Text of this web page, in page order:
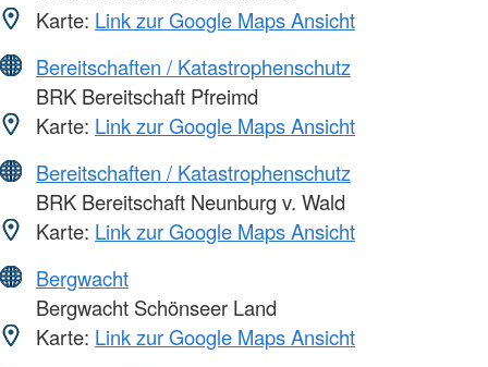
Karte: Link zur Google Maps Ansicht
Bereitschaften / Katastrophenschutz
BRK Bereitschaft Pfreimd
Karte: Link zur Google Maps Ansicht
Bereitschaften / Katastrophenschutz
BRK Bereitschaft Neunburg v. Wald
Karte: Link zur Google Maps Ansicht
Bergwacht
Bergwacht Schönseer Land
Karte: Link zur Google Maps Ansicht